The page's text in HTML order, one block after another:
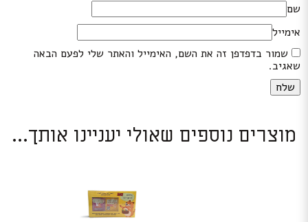
שם
אימייל
שמור בדפדפן זה את השם, האימייל והאתר שלי לפעם הבאה
שאגיב.
מוצרים נוספים שאולי יעניינו אותך...